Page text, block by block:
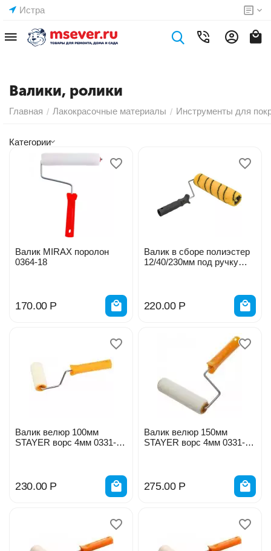
Истра
Валики, ролики
Главная / Лакокрасочные материалы / Инструменты для
Категории
Валик MIRAX поролон
0364-18
170.00 Р
Валик в сборе полиэстер
12/40/230мм под ручку
220.00 Р
Валик велюр 100мм
STAYER ворс 4мм 0331-10
230.00 Р
Валик велюр 150мм
STAYER ворс 4мм 0331-15
275.00 Р